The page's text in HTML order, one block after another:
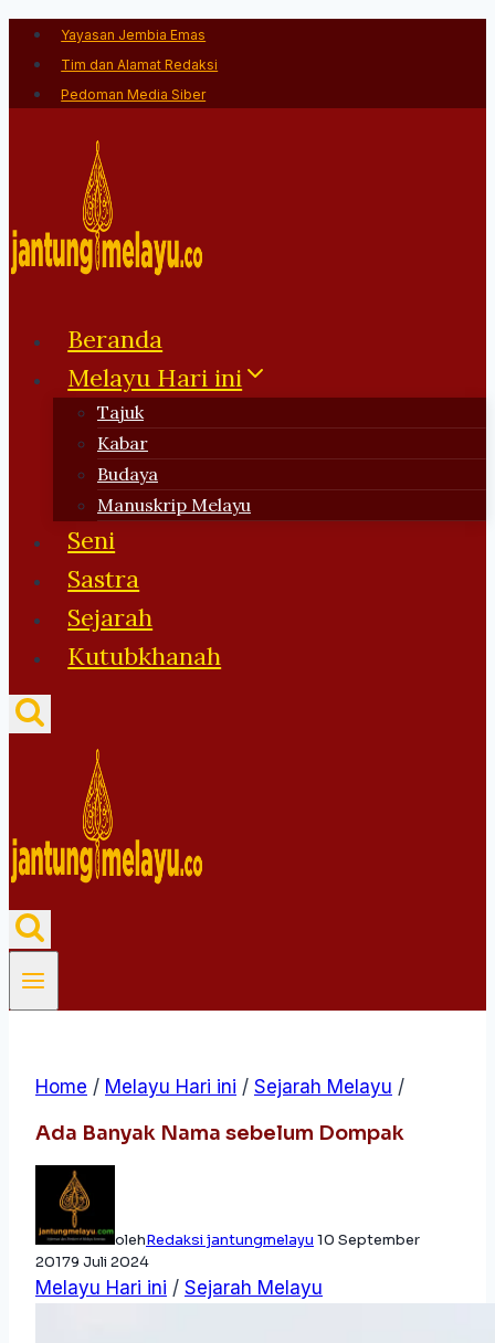
Skip
content
Yayasan Jembia Emas
Tim dan Alamat Redaksi
Pedoman Media Siber
Beranda
Melayu Hari ini
Tajuk
Kabar
Budaya
Manuskrip Melayu
Seni
Sastra
Sejarah
Kutubkhanah
Home / Melayu Hari ini / Sejarah Melayu /
Ada Banyak Nama sebelum Dompak
olehRedaksi jantungmelayu 10 September
20179 Juli 2024
Melayu Hari ini / Sejarah Melayu